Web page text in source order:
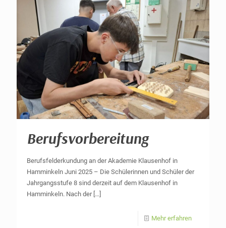
Berufsvorbereitung
Berufsfelderkundung an der Akademie Klausenhof in
Hamminkeln Juni 2025 – Die Schülerinnen und Schüler der
Jahrgangsstufe 8 sind derzeit auf dem Klausenhof in
Hamminkeln. Nach der[…]
Mehr erfahren